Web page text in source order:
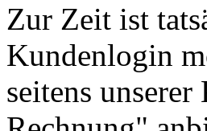
Zur Zeit ist
Kundenlogin
seitens